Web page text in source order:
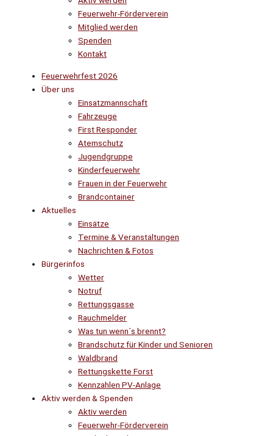
Feuerwehr-Förderverein
Mitglied werden
Spenden
Kontakt
Feuerwehrfest 2026
Über uns
Einsatzmannschaft
Fahrzeuge
First Responder
Atemschutz
Jugendgruppe
Kinderfeuerwehr
Frauen in der Feuerwehr
Brandcontainer
Aktuelles
Einsätze
Termine & Veranstaltungen
Nachrichten & Fotos
Bürgerinfos
Wetter
Notruf
Rettungsgasse
Rauchmelder
Was tun wenn´s brennt?
Brandschutz für Kinder und Senioren
Waldbrand
Rettungskette Forst
Kennzahlen PV-Anlage
Aktiv werden & Spenden
Aktiv werden
Feuerwehr-Förderverein